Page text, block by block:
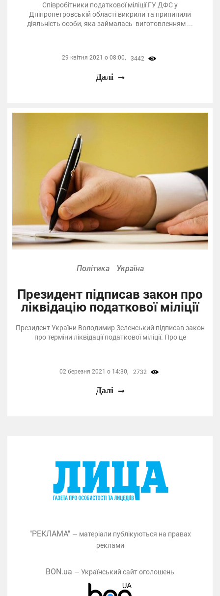
Співробітники податкової міліції ГУ ДФС у
Дніпропетровській області викрили та припинили
діяльність особи, яка займалась виготовленням ...
29 квітня 2021 о 08:00, 3442
Далі
Політика Україна
Президент підписав закон про
ліквідацію податкової міліції
Президент України Володимир Зеленський підписав закон
про терміни ліквідації податкової міліції. Про це
02 березня 2021 о 14:30, 2732
Далі
"РЕКЛАМА" — матеріали публікуються на правах
реклами
BON.ua — Український сайт оголошень